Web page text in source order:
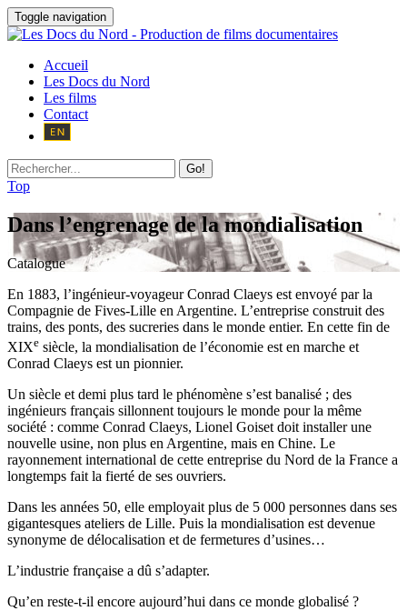
Toggle navigation
Accueil
Les Docs du Nord
Les films
Contact
Go!
Top
Dans l’engrenage de la mondialisation
Catalogue
En 1883, l’ingénieur-voyageur Conrad Claeys est envoyé par la
Compagnie de Fives-Lille en Argentine. L’entreprise construit des
trains, des ponts, des sucreries dans le monde entier. En cette fin de
XIXe siècle, la mondialisation de l’économie est en marche et
Conrad Claeys est un pionnier.
Un siècle et demi plus tard le phénomène s’est banalisé ; des
ingénieurs français sillonnent toujours le monde pour la même
société : comme Conrad Claeys, Lionel Goiset doit installer une
nouvelle usine, non plus en Argentine, mais en Chine. Le
rayonnement international de cette entreprise du Nord de la France a
longtemps fait la fierté de ses ouvriers.
Dans les années 50, elle employait plus de 5 000 personnes dans ses
gigantesques ateliers de Lille. Puis la mondialisation est devenue
synonyme de délocalisation et de fermetures d’usines…
L’industrie française a dû s’adapter.
Qu’en reste-t-il encore aujourd’hui dans ce monde globalisé ?